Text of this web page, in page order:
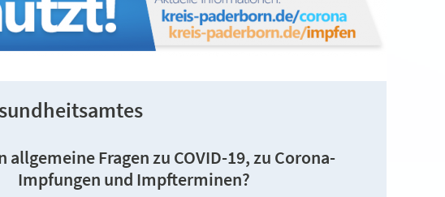
allgemeine Fragen zu COVID-19, zu Corona-
Impfungen und Impfterminen?